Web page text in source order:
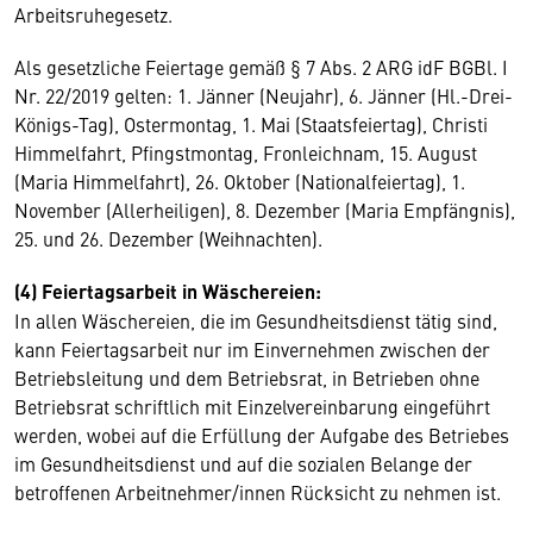
Arbeitsruhegesetz.
Als gesetzliche Feiertage gemäß § 7 Abs. 2 ARG idF BGBl. I
Nr. 22/2019 gelten: 1. Jänner (Neujahr), 6. Jänner (Hl.-Drei-
Königs-Tag), Ostermontag, 1. Mai (Staatsfeiertag), Christi
Himmelfahrt, Pfingstmontag, Fronleichnam, 15. August
(Maria Himmelfahrt), 26. Oktober (Nationalfeiertag), 1.
November (Allerheiligen), 8. Dezember (Maria Empfängnis),
25. und 26. Dezember (Weihnachten).
(4) Feiertagsarbeit in Wäschereien:
In allen Wäschereien, die im Gesundheitsdienst tätig sind,
kann Feiertagsarbeit nur im Einvernehmen zwischen der
Betriebsleitung und dem Betriebsrat, in Betrieben ohne
Betriebsrat schriftlich mit Einzelvereinbarung eingeführt
werden, wobei auf die Erfüllung der Aufgabe des Betriebes
im Gesundheitsdienst und auf die sozialen Belange der
betroffenen Arbeitnehmer/innen Rücksicht zu nehmen ist.